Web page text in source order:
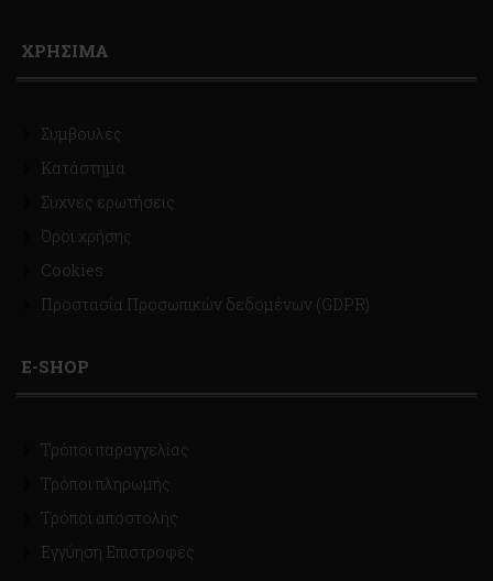
ΧΡΗΣΙΜΑ
Συμβουλές
Κατάστημα
Συχνές ερωτήσεις
Όροι χρήσης
Cookies
Προστασία Προσωπικών δεδομένων (GDPR)
E-SHOP
Τρόποι παραγγελίας
Τρόποι πληρωμής
Τρόποι αποστολής
Εγγύηση Επιστροφές